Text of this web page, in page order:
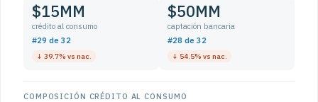
$15MM
crédito al consumo
#29 de 32
↓ 39.7% vs nac.
$50MM
captación bancaria
#28 de 32
↓ 54.5% vs nac.
COMPOSICIÓN CRÉDITO AL CONSUMO